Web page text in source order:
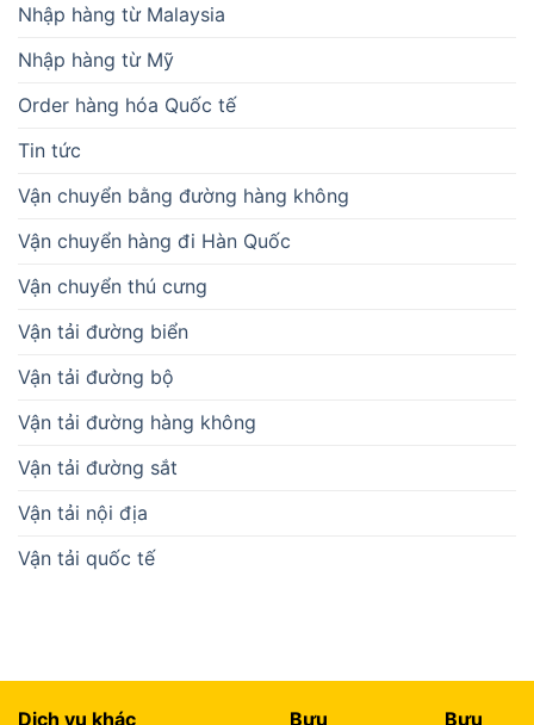
Nhập hàng từ Malaysia
Nhập hàng từ Mỹ
Order hàng hóa Quốc tế
Tin tức
Vận chuyển bằng đường hàng không
Vận chuyển hàng đi Hàn Quốc
Vận chuyển thú cưng
Vận tải đường biển
Vận tải đường bộ
Vận tải đường hàng không
Vận tải đường sắt
Vận tải nội địa
Vận tải quốc tế
Dịch vụ khác Bưu Bưu